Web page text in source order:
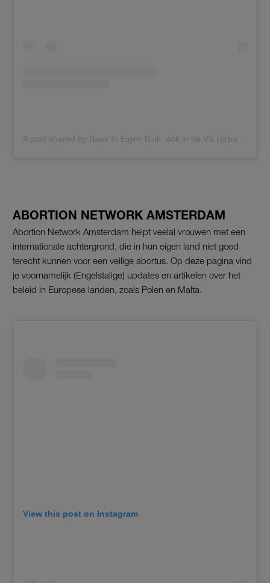
ABORTION NETWORK AMSTERDAM
Abortion Network Amsterdam helpt veelal vrouwen met een
internationale achtergrond, die in hun eigen land niet goed
terecht kunnen voor een veilige abortus. Op deze pagina vind
je voornamelijk (Engelstalige) updates en artikelen over het
beleid in Europese landen, zoals Polen en Malta.
View this post on Instagram